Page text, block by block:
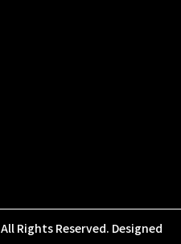
All Rights Reserved. Designed